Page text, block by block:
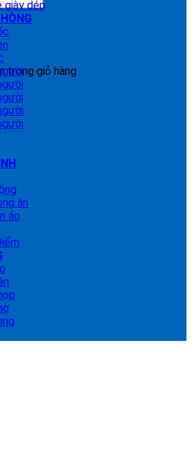
trong giỏ hàng.
giày dép
ăn
áo